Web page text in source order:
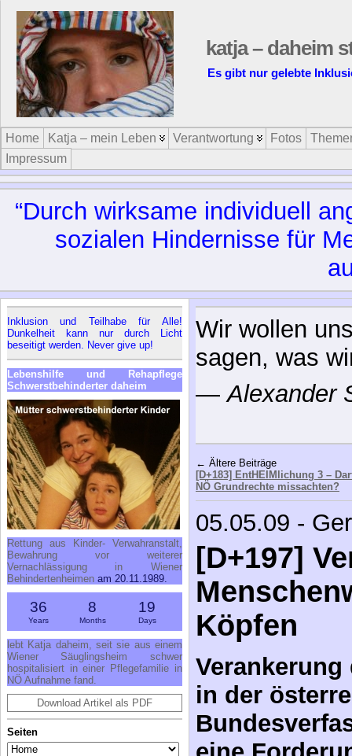
katja – daheim
Es gibt nur gelebte
Home Katja – mein Leben Verantwortung Fotos
Impressum
“Durch wirksame individuell
sozialen Hindernisse für
Inklusion und Teilhabe für Alle!
Dunkelheit kann nur durch Licht
beseitigt werden. Never give up!
Lebenshilfe und Rehapflege
Schwerstbehinderter daheim
Rettung aus Kinder- Verwahranstalt,
Bewahrung vor weiterer
Vernachlässigung in Wiener
Behindertenheimen am 20.11.1989.
36
Years
8
Months
19
Days
lebt Katja daheim, seit sie aus einem
Wiener Säuglingsheim schwer
hospitalisiert in einer Pflegefamilie in
NÖ Aufnahme fand.
Download Artikel als PDF
Seiten
Alle sagten:
kam einer,
und hat es
someone
know that …
—Verfasser
unknown
← Ältere Beiträge
[D+183] EntHEIMlichung 3 –
NÖ Grundrechte missachten?
05.05.09 -
[D+197]
Köpfen